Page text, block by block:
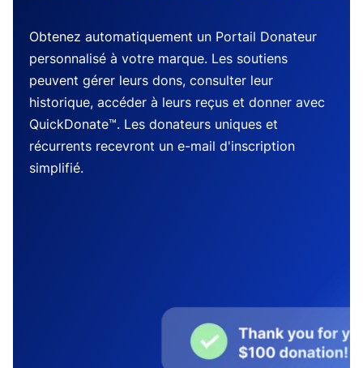
Obtenez automatiquement un Portail Donateur
personnalisé à votre marque. Les soutiens
peuvent gérer leurs dons, consulter leur
historique, accéder à leurs reçus et donner avec
QuickDonate™. Les donateurs uniques et
récurrents recevront un e-mail d'inscription
simplifié.